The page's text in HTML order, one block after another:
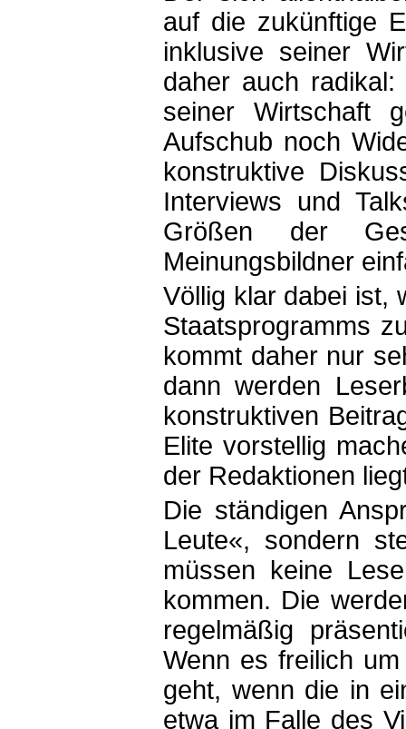
auf die zukünftige
inklusive seiner
daher auch
seiner Wirtschaft
Aufschub noch
konstruktive
Interviews und
Größen der
Meinungsbildner
Völlig klar dabei ist,
Staatsprogramms
kommt daher nur
dann werden
konstruktiven
Elite vorstellig
der Redaktionen
Die ständigen
Leute«, sondern
müssen keine
kommen. Die
regelmäßig
Wenn es freilich
geht, wenn die in
etwa im Falle des